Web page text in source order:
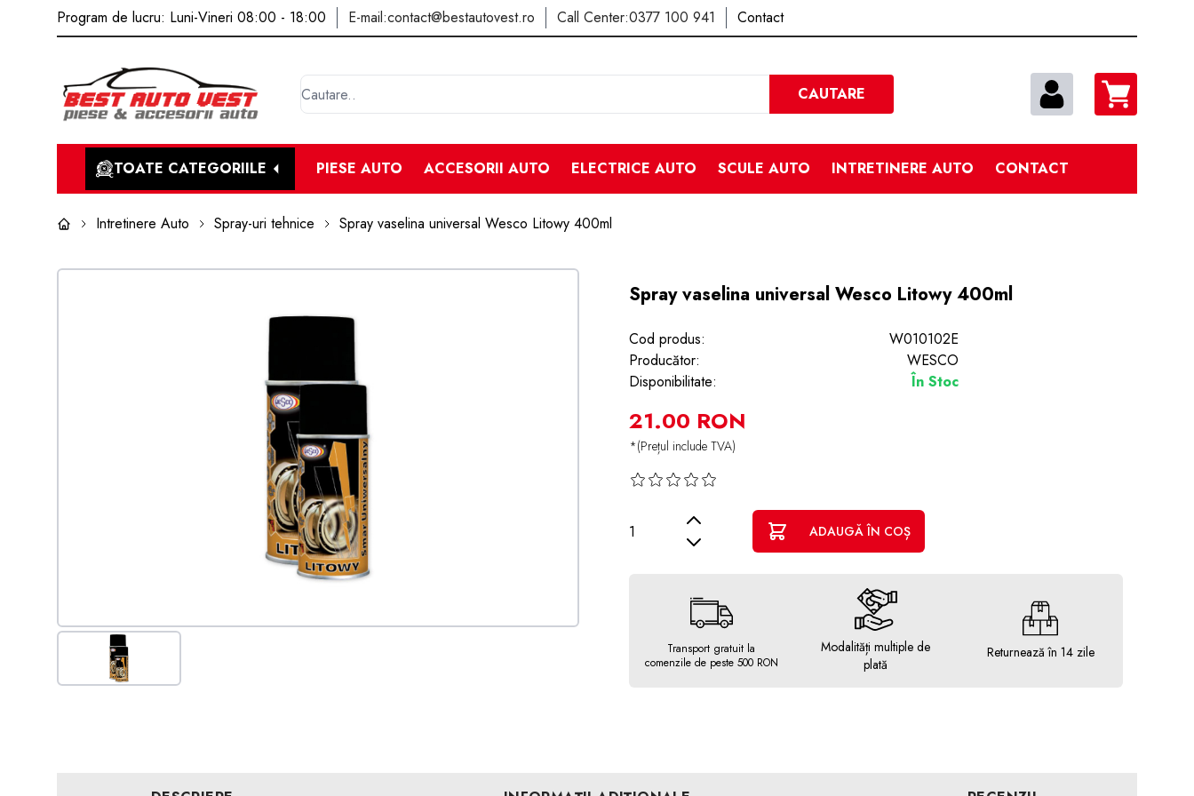
Program de lucru: Luni-Vineri 08:00 - 18:00 E-mail:contact@bestautovest.ro Call Center:0377 100 941 Contact
Cautare
CAUTARE
TOATE CATEGORIILE PIESE AUTO ACCESORII AUTO ELECTRICE AUTO SCULE AUTO INTRETINERE AUTO CONTACT
Intretinere Auto Spray-uri tehnice Spray vaselina universal Wesco Litowy 400ml
Spray vaselina universal Wesco Litowy 400ml
Cod produs:
W010102E
Producător:
WESCO
Disponibilitate:
În Stoc
21.00 RON
*(Prețul include TVA)
ADAUGĂ ÎN COȘ
Transport gratuit la
comenzile de peste 500 RON
Modalități multiple de
plată
Returnează în 14 zile